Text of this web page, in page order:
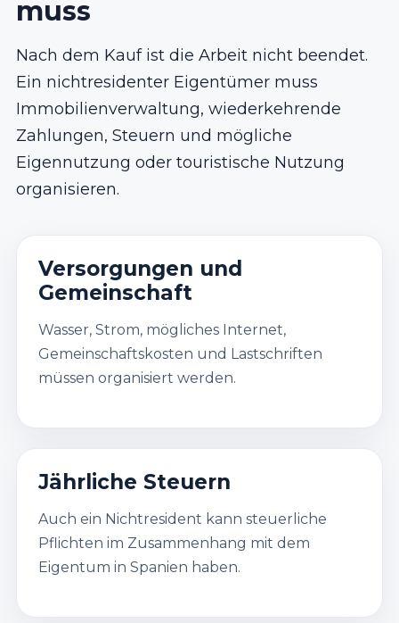
muss
Nach dem Kauf ist die Arbeit nicht beendet.
Ein nichtresidenter Eigentümer muss
Immobilienverwaltung, wiederkehrende
Zahlungen, Steuern und mögliche
Eigennutzung oder touristische Nutzung
organisieren.
Versorgungen und
Gemeinschaft
Wasser, Strom, mögliches Internet,
Gemeinschaftskosten und Lastschriften
müssen organisiert werden.
Jährliche Steuern
Auch ein Nichtresident kann steuerliche
Pflichten im Zusammenhang mit dem
Eigentum in Spanien haben.